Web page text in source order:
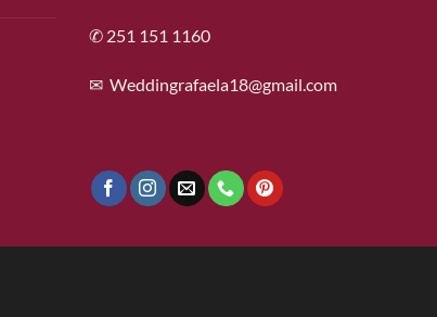
✆ 251 151 1160
✉ Weddingrafaela18@gmail.com